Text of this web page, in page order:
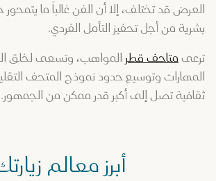
العرض قد تختلف، إلا أن الفن غالباً ما
بشرية من أجل تحفيز التأمل الفردي.
ترعى متاحف قطر المواهب، وتسعى لخلق
المهارات وتوسيع حدود نموذج المتحف
ثقافية تصل إلى أكبر قدر ممكن من الجمهور.
أبرز معالم